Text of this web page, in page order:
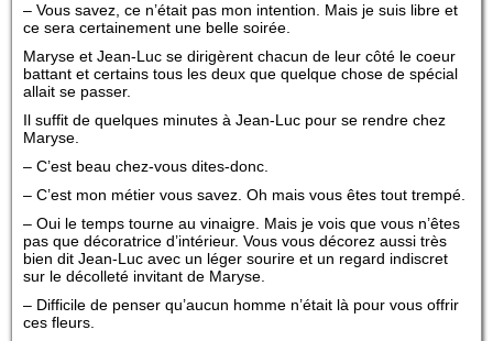
– Vous savez, ce n’était pas mon intention. Mais je suis libre et
ce sera certainement une belle soirée.
Maryse et Jean-Luc se dirigèrent chacun de leur côté le coeur
battant et certains tous les deux que quelque chose de spécial
allait se passer.
Il suffit de quelques minutes à Jean-Luc pour se rendre chez
Maryse.
– C’est beau chez-vous dites-donc.
– C’est mon métier vous savez. Oh mais vous êtes tout trempé.
– Oui le temps tourne au vinaigre. Mais je vois que vous n’êtes
pas que décoratrice d’intérieur. Vous vous décorez aussi très
bien dit Jean-Luc avec un léger sourire et un regard indiscret
sur le décolleté invitant de Maryse.
– Difficile de penser qu’aucun homme n’était là pour vous offrir
ces fleurs.